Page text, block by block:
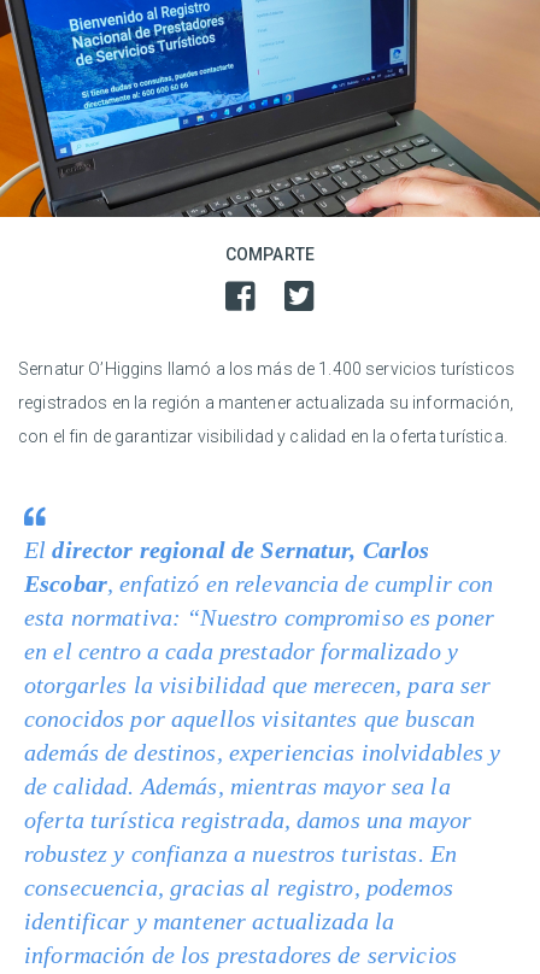
COMPARTE
Sernatur O’Higgins llamó a los más de 1.400 servicios turísticos
registrados en la región a mantener actualizada su información,
con el fin de garantizar visibilidad y calidad en la oferta turística.
Eldirector regional de Sernatur, Carlos
Escobar, enfatizó en relevancia de cumplir con
esta normativa: “Nuestro compromiso es poner
en el centro a cada prestador formalizado y
otorgarles la visibilidad que merecen, para ser
conocidos por aquellos visitantes que buscan
además de destinos, experiencias inolvidables y
de calidad. Además, mientras mayor sea la
oferta turística registrada, damos una mayor
robustez y confianza a nuestros turistas. En
consecuencia, gracias al registro, podemos
identificar y mantener actualizada la
información de los prestadores de servicios